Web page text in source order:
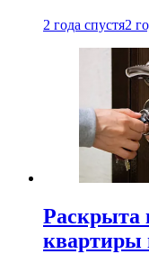
2 года спустя2
Раскрыта
квартиры